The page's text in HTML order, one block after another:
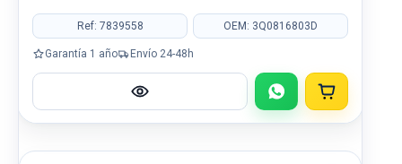
Ref: 7839558 OEM: 3Q0816803D
Garantía 1 año Envío 24-48h